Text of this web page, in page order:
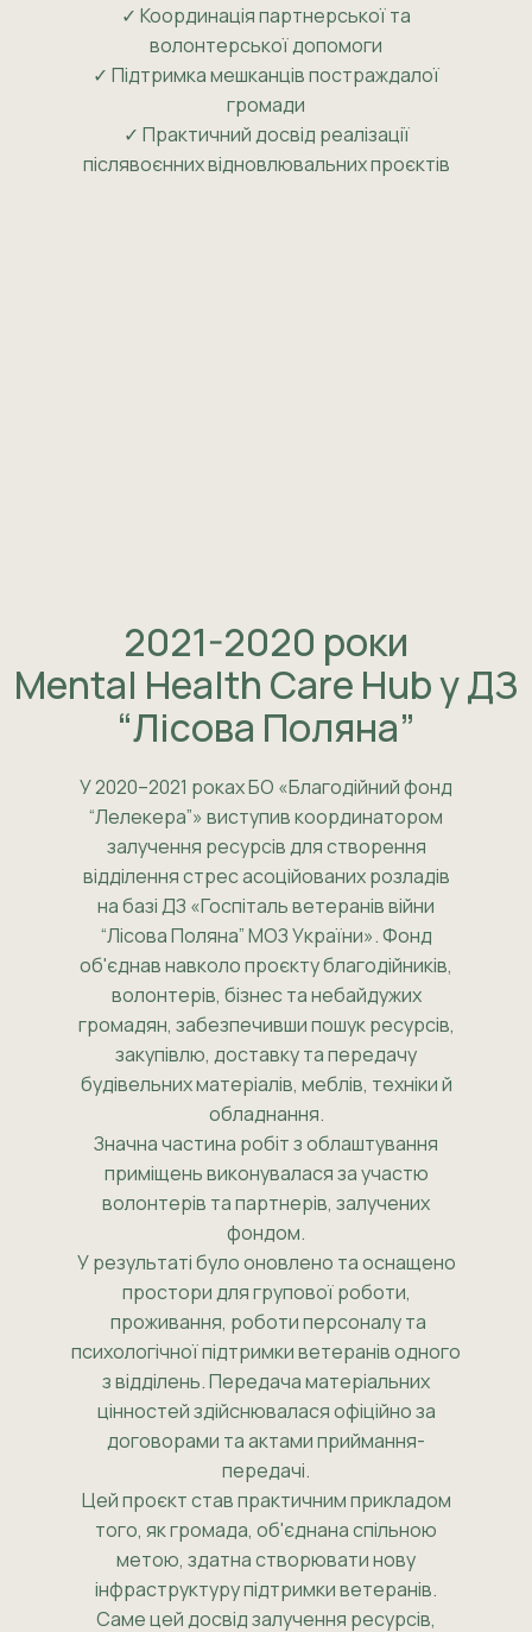
✓ Координація партнерської та
волонтерської допомоги
✓ Підтримка мешканців постраждалої
громади
✓ Практичний досвід реалізації
післявоєнних відновлювальних проєктів
2021-2020 роки
Mental Health Care Hub у ДЗ
“Лісова Поляна”
У 2020–2021 роках БО «Благодійний фонд
“Лелекера”» виступив координатором
залучення ресурсів для створення
відділення стрес асоційованих розладів
на базі ДЗ «Госпіталь ветеранів війни
“Лісова Поляна” МОЗ України». Фонд
об'єднав навколо проєкту благодійників,
волонтерів, бізнес та небайдужих
громадян, забезпечивши пошук ресурсів,
закупівлю, доставку та передачу
будівельних матеріалів, меблів, техніки й
обладнання.
Значна частина робіт з облаштування
приміщень виконувалася за участю
волонтерів та партнерів, залучених
фондом.
У результаті було оновлено та оснащено
простори для групової роботи,
проживання, роботи персоналу та
психологічної підтримки ветеранів одного
з відділень. Передача матеріальних
цінностей здійснювалася офіційно за
договорами та актами приймання-
передачі.
Цей проєкт став практичним прикладом
того, як громада, об'єднана спільною
метою, здатна створювати нову
інфраструктуру підтримки ветеранів.
Саме цей досвід залучення ресурсів,